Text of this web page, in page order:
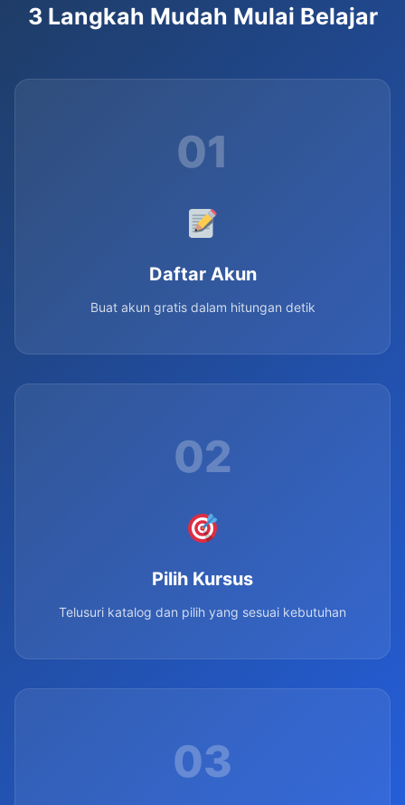
3 Langkah Mudah Mulai Belajar
01
Daftar Akun
Buat akun gratis dalam hitungan detik
02
Pilih Kursus
Telusuri katalog dan pilih yang sesuai kebutuhan
03